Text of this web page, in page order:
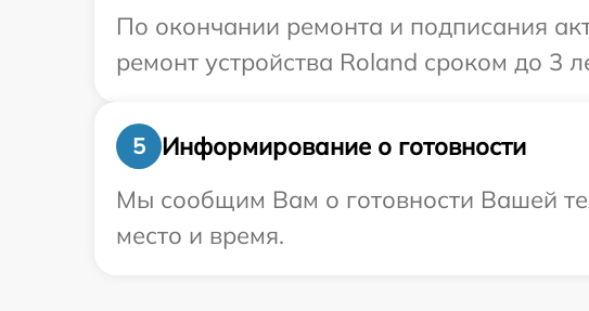
По окончании ремонта и подписания
ремонт устройства Roland сроком до 3
5
Информирование о готовности
Мы сообщим Вам о готовности Вашей
место и время.